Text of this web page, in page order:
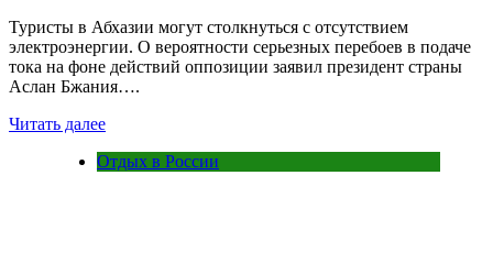
Туристы в Абхазии могут столкнуться с отсутствием
электроэнергии. О вероятности серьезных перебоев в подаче
тока на фоне действий оппозиции заявил президент страны
Аслан Бжания….
Читать далее
Отдых в России